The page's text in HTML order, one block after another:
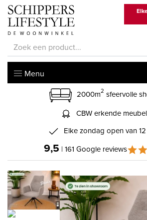
Menu
2000m2 sfeervolle
CBW erkende
Elke zondag open van
9,5 | 161 Google reviews